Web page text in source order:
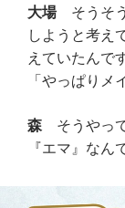
大場 そうそ
しようと考え
えていたんで
「やっぱりメ
森 そうやっ
『エマ』なん